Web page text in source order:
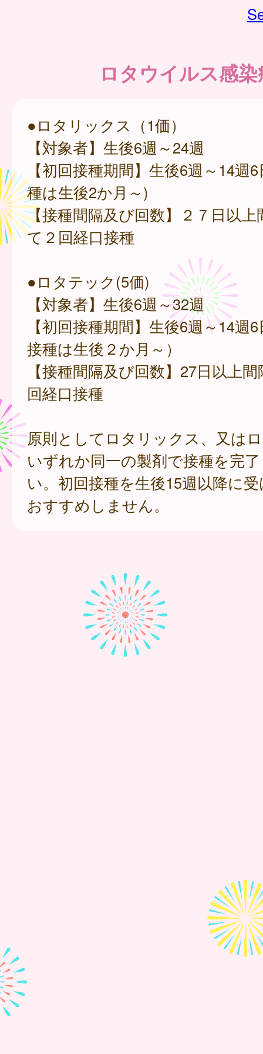
ロタウイルス感染
●ロタリックス（1価）
【対象者】生後6週～24週
【初回接種期間】生後6週～14週
種は生後2か月～)
【接種間隔及び回数】２７日以
て２回経口接種
●ロタテック(5価)
【対象者】生後6週～32週
【初回接種期間】生後6週～14週
接種は生後２か月～）
【接種間隔及び回数】27日以上
回経口接種
原則としてロタリックス、又は
いずれか同一の製剤で接種を完
い。初回接種を生後15週以降に
おすすめしません。